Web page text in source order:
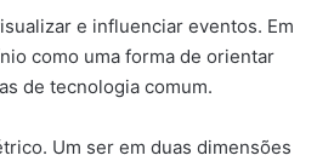
e influenciar eventos. Em
como uma forma de orientar
de tecnologia comum.
Um ser em duas dimensões